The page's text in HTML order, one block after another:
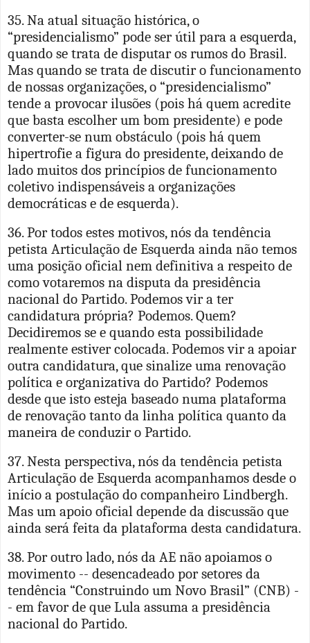
35. Na atual situação histórica, o
“presidencialismo” pode ser útil para a esquerda,
quando se trata de disputar os rumos do Brasil.
Mas quando se trata de discutir o funcionamento
de nossas organizações, o “presidencialismo”
tende a provocar ilusões (pois há quem acredite
que basta escolher um bom presidente) e pode
converter-se num obstáculo (pois há quem
hipertrofie a figura do presidente, deixando de
lado muitos dos princípios de funcionamento
coletivo indispensáveis a organizações
democráticas e de esquerda).
36. Por todos estes motivos, nós da tendência
petista Articulação de Esquerda ainda não temos
uma posição oficial nem definitiva a respeito de
como votaremos na disputa da presidência
nacional do Partido. Podemos vir a ter
candidatura própria? Podemos. Quem?
Decidiremos se e quando esta possibilidade
realmente estiver colocada. Podemos vir a apoiar
outra candidatura, que sinalize uma renovação
política e organizativa do Partido? Podemos
desde que isto esteja baseado numa plataforma
de renovação tanto da linha política quanto da
maneira de conduzir o Partido.
37. Nesta perspectiva, nós da tendência petista
Articulação de Esquerda acompanhamos desde o
início a postulação do companheiro Lindbergh.
Mas um apoio oficial depende da discussão que
ainda será feita da plataforma desta candidatura.
38. Por outro lado, nós da AE não apoiamos o
movimento -- desencadeado por setores da
tendência “Construindo um Novo Brasil” (CNB) -
- em favor de que Lula assuma a presidência
nacional do Partido.